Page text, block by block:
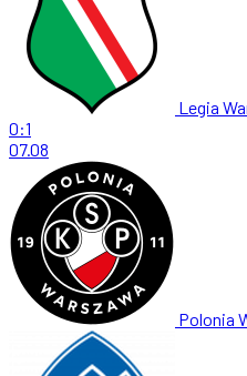
Legia
0:1
07.08
Polonia